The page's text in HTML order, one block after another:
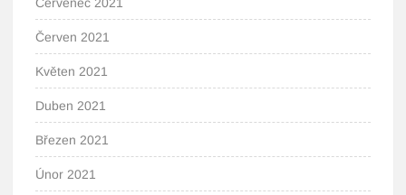
Červen 2021
Květen 2021
Duben 2021
Březen 2021
Únor 2021